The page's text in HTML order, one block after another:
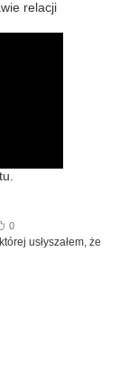
relacji
0
usłyszałem, że